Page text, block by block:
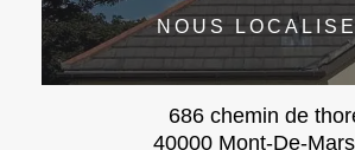
NOUS
686 chemin de
40000 Mont-De-